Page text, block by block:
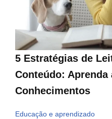
5 Estratégias de
Conteúdo:
Conhecimentos
Educação e aprendizado